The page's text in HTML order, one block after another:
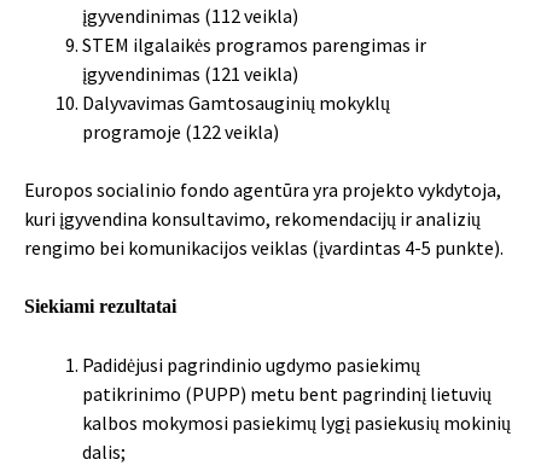
įgyvendinimas (112 veikla)
STEM ilgalaikės programos parengimas ir
įgyvendinimas (121 veikla)
Dalyvavimas Gamtosauginių mokyklų
programoje (122 veikla)
Europos socialinio fondo agentūra yra projekto vykdytoja,
kuri įgyvendina konsultavimo, rekomendacijų ir analizių
rengimo bei komunikacijos veiklas (įvardintas 4-5 punkte).
Siekiami rezultatai
Padidėjusi pagrindinio ugdymo pasiekimų
patikrinimo (PUPP) metu bent pagrindinį lietuvių
kalbos mokymosi pasiekimų lygį pasiekusių mokinių
dalis;